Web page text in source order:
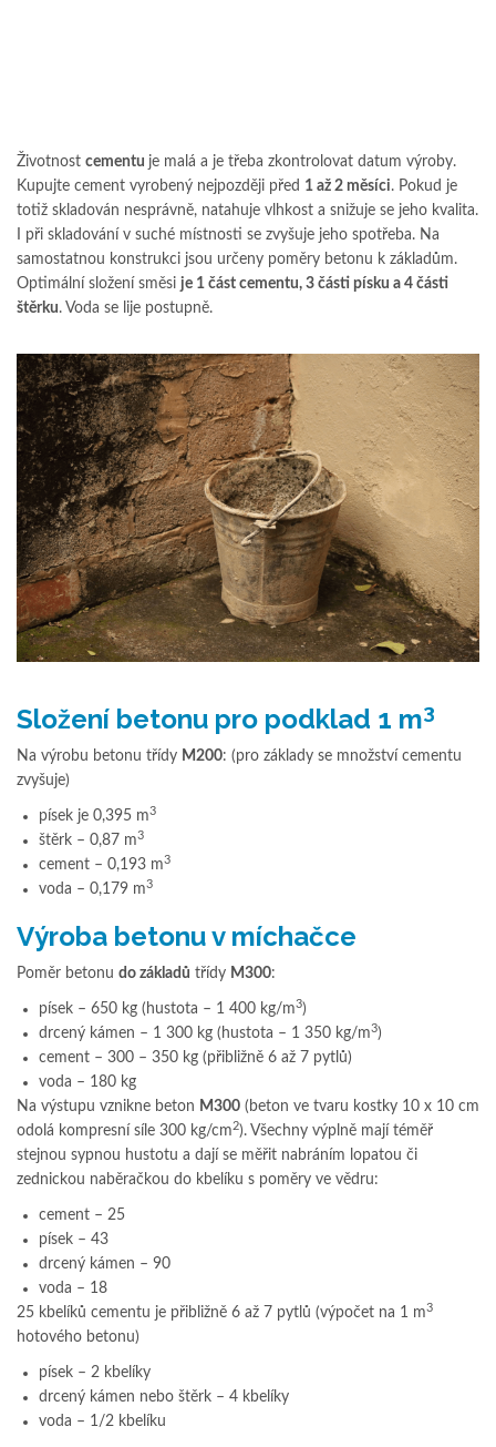
Životnost cementu je malá a je třeba zkontrolovat datum výroby.
Kupujte cement vyrobený nejpozději před 1 až 2 měsíci. Pokud je
totiž skladován nesprávně, natahuje vlhkost a snižuje se jeho kvalita.
I při skladování v suché místnosti se zvyšuje jeho spotřeba. Na
samostatnou konstrukci jsou určeny poměry betonu k základům.
Optimální složení směsi je 1 část cementu, 3 části písku a 4 části
štěrku. Voda se lije postupně.
Složení betonu pro podklad 1 m3
Na výrobu betonu třídy M200: (pro základy se množství cementu
zvyšuje)
písek je 0,395 m3
štěrk – 0,87 m3
cement – 0,193 m3
voda – 0,179 m3
Výroba betonu v míchačce
Poměr betonu do základů třídy M300:
písek – 650 kg (hustota – 1 400 kg/m3)
drcený kámen – 1 300 kg (hustota – 1 350 kg/m3)
cement – 300 – 350 kg (přibližně 6 až 7 pytlů)
voda – 180 kg
Na výstupu vznikne beton M300 (beton ve tvaru kostky 10 x 10 cm
odolá kompresní síle 300 kg/cm 2). Všechny výplně mají téměř
stejnou sypnou hustotu a dají se měřit nabráním lopatou či
zednickou naběračkou do kbelíku s poměry ve vědru:
cement – 25
písek – 43
drcený kámen – 90
voda – 18
25 kbelíků cementu je přibližně 6 až 7 pytlů (výpočet na 1 m3
hotového betonu)
písek – 2 kbelíky
drcený kámen nebo štěrk – 4 kbelíky
voda – 1/2 kbelíku